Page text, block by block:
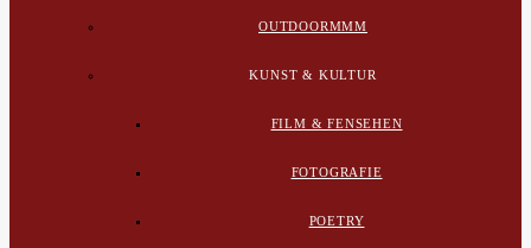
OUTDOORMMM
KUNST & KULTUR
FILM & FENSEHEN
FOTOGRAFIE
POETRY